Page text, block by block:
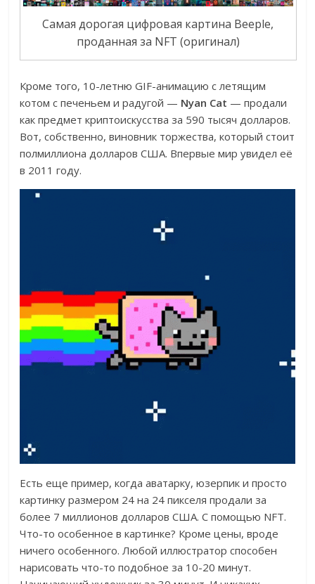
Самая дорогая цифровая картина Beeple,
проданная за NFT (оригинал)
Кроме того, 10-летню GIF-анимацию с летящим
котом с печеньем и радугой — Nyan Cat — продали
как предмет криптоискусства за 590 тысяч долларов.
Вот, собственно, виновник торжества, который стоит
полмиллиона долларов США. Впервые мир увидел её
в 2011 году.
Есть еще пример, когда аватарку, юзерпик и просто
картинку размером 24 на 24 пикселя продали за
более 7 миллионов долларов США. С помощью NFT.
Что-то особенное в картинке? Кроме цены, вроде
ничего особенного. Любой иллюстратор способен
нарисовать что-то подобное за 10-20 минут.